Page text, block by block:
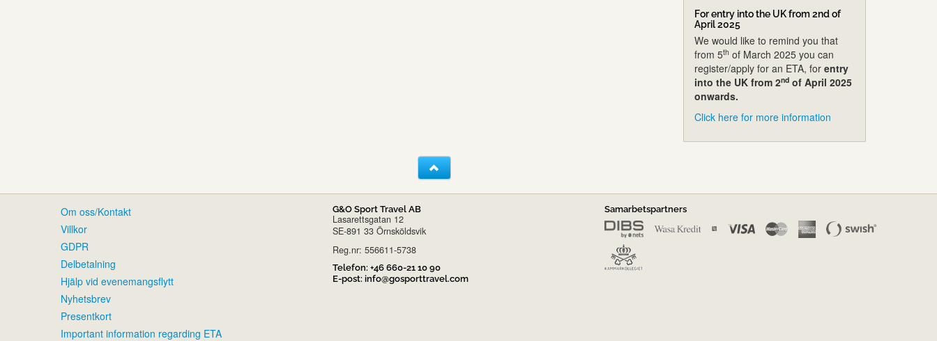
For entry into the UK from 2nd of
April 2025
We would like to remind you that
from 5th of March 2025 you can
register/apply for an ETA, for entry
into the UK from 2ndof April 2025
onwards.
Click here for more information
Om oss/Kontakt
Villkor
GDPR
Delbetalning
Hjälp vid evenemangsflytt
Nyhetsbrev
Presentkort
Important information regarding ETA
G&O Sport Travel AB
Lasarettsgatan 12
SE-891 33 Örnsköldsvik
Reg.nr: 556611-5738
Telefon: +46 660-21 10 90
E-post: info@gosporttravel.com
Samarbetspartners